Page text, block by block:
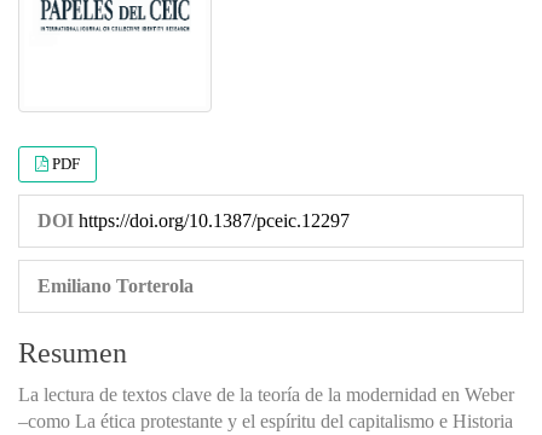
PDF
DOI https://doi.org/10.1387/pceic.12297
Emiliano Torterola
Resumen
La lectura de textos clave de la teoría de la modernidad en Weber
–como La ética protestante y el espíritu del capitalismo e Historia